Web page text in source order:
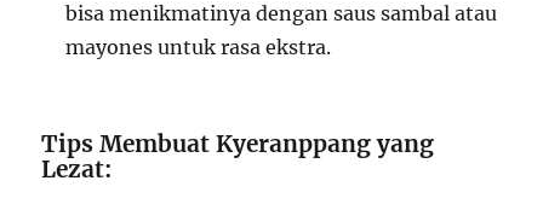
bisa menikmatinya dengan saus sambal atau
mayones untuk rasa ekstra.
Tips Membuat Kyeranppang yang
Lezat: